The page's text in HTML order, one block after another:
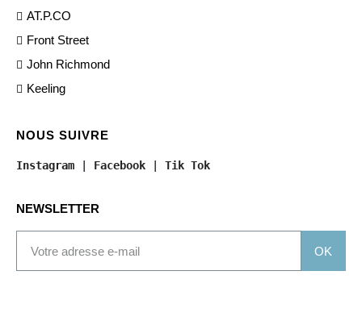
AT.P.CO
Front Street
John Richmond
Keeling
NOUS SUIVRE
Instagram Facebook Tik Tok
NEWSLETTER
OK